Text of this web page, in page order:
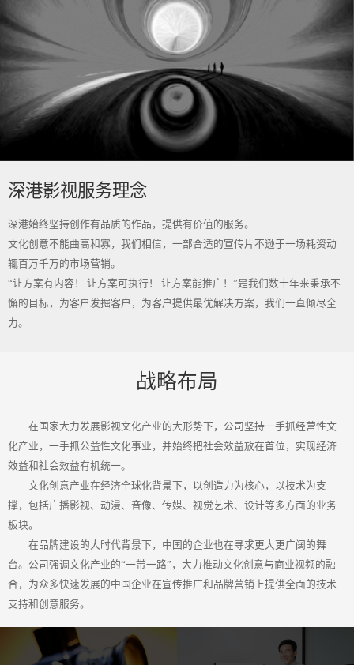
深港影视服务理念
深港始终坚持创作有品质的作品，提供有价值的服务。
文化创意不能曲高和寡，我们相信，一部合适的宣传片不逊于一场耗资动
辄百万千万的市场营销。
“让方案有内容！ 让方案可执行！ 让方案能推广！”是我们数十年来秉承不
懈的目标，为客户发掘客户，为客户提供最优解决方案，我们一直倾尽全
力。
战略布局
在国家大力发展影视文化产业的大形势下，公司坚持一手抓经营性文
化产业，一手抓公益性文化事业，并始终把社会效益放在首位，实现经济
效益和社会效益有机统一。
文化创意产业在经济全球化背景下，以创造力为核心，以技术为支
撑，包括广播影视、动漫、音像、传媒、视觉艺术、设计等多方面的业务
板块。
在品牌建设的大时代背景下，中国的企业也在寻求更大更广阔的舞
台。公司强调文化产业的“一带一路”，大力推动文化创意与商业视频的融
合，为众多快速发展的中国企业在宣传推广和品牌营销上提供全面的技术
支持和创意服务。